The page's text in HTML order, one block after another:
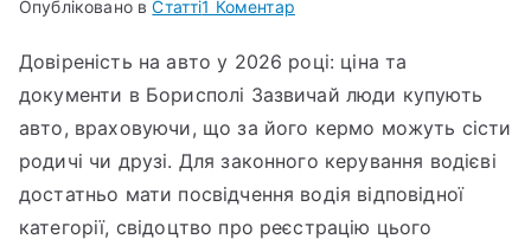
Опубліковано вСтатті1 Коментар
Довіреність на авто у 2026 році: ціна та
документи в Борисполі Зазвичай люди купують
авто, враховуючи, що за його кермо можуть сісти
родичі чи друзі. Для законного керування водієві
достатньо мати посвідчення водія відповідної
категорії, свідоцтво про реєстрацію цього